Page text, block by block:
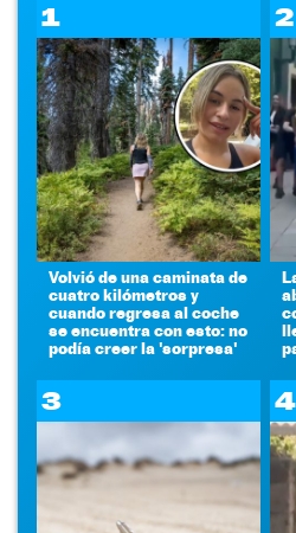
1
Volvió de una caminata de
cuatro kilómetros y
cuando regresa al coche
se encuentra con esto: no
podía creer la 'sorpresa'
2
3 4